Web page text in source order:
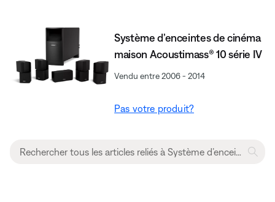
Système d’enceintes de cinéma
maison Acoustimass® 10 série IV
Vendu entre 2006 - 2014
Pas votre produit?